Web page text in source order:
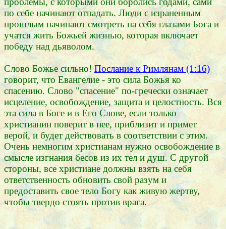
по себе начинают отпадать. Люди с израненным
прошлым начинают смотреть на себя глазами Бога и
учатся жить Божьей жизнью, которая включает
победу над дьяволом.
Слово Божье сильно! Послание к Римлянам (1:16)
говорит, что Евангелие - это сила Божья ко
спасению. Слово "спасение" по-гречески означает
исцеление, освобождение, защита и целостность. Вся
эта сила в Боге и в Его Слове, если только
христианин поверит в нее, приблизит и примет
верой, и будет действовать в соответствии с этим.
Очень немногим христианам нужно освобождение в
смысле изгнания бесов из их тел и душ. С другой
стороны, все христиане должны взять на себя
ответственность обновить свой разум и
предоставить свое тело Богу как живую жертву,
чтобы твердо стоять против врага.